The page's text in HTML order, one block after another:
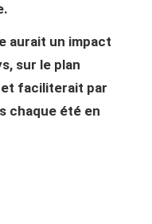
aurait un impact
sur le plan
faciliterait par
chaque été en